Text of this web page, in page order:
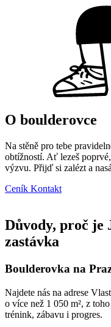
O boulderovce
Na stěně pro tebe
obtížností. Ať lezeš
výzvu. Přijď si zalézt a
Ceník Kontakt
Důvody, proč je
zastávka
Boulderovka na
Najdete nás na adrese
o více než 1 050 m², z
trénink, zábavu i progres.